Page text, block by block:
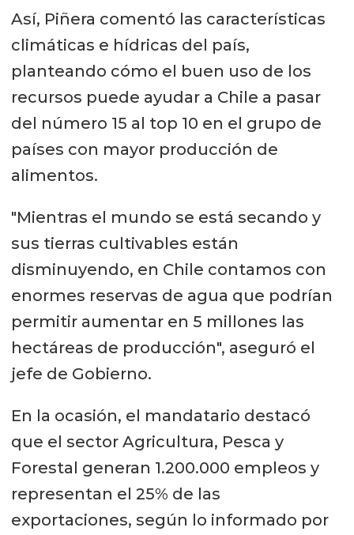
Así, Piñera comentó las características
climáticas e hídricas del país,
planteando cómo el buen uso de los
recursos puede ayudar a Chile a pasar
del número 15 al top 10 en el grupo de
países con mayor producción de
alimentos.
"Mientras el mundo se está secando y
sus tierras cultivables están
disminuyendo, en Chile contamos con
enormes reservas de agua que podrían
permitir aumentar en 5 millones las
hectáreas de producción", aseguró el
jefe de Gobierno.
En la ocasión, el mandatario destacó
que el sector Agricultura, Pesca y
Forestal generan 1.200.000 empleos y
representan el 25% de las
exportaciones, según lo informado por